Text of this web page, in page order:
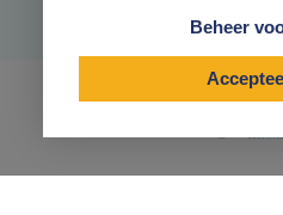
Beheer